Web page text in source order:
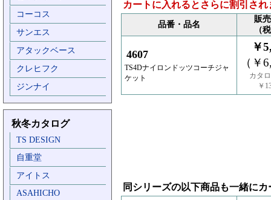
コーコス
サンエス
アタックベース
クレヒフク
ジンナイ
秋冬カタログ
TS DESIGN
自重堂
アイトス
ASAHICHO
カートに入れるとさらに割引され
品番・品名
販
（
4607
TS4Dナイロンドッツコーチジャ
ケット
￥
（￥
カタ
￥
同シリーズの以下商品も一緒に